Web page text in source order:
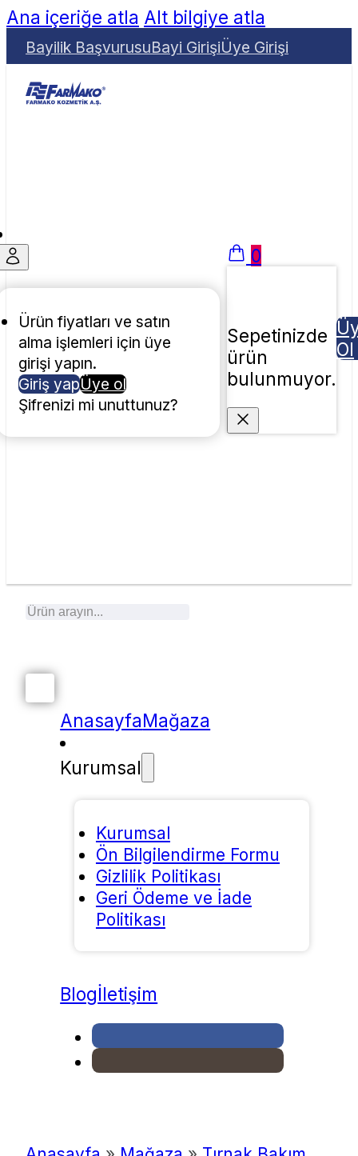
Ana içeriğe atla Alt bilgiye atla
Bayilik BaşvurusuBayi GirişiÜye Girişi
Ürün fiyatları ve satın
alma işlemleri için üye
girişi yapın.
Giriş yapÜye ol
Şifrenizi mi unuttunuz?
0
Sepetinizde
ürün
bulunmuyor.
Ol
AnasayfaMağaza
Kurumsal
Kurumsal
Ön Bilgilendirme Formu
Gizlilik Politikası
Geri Ödeme ve İade
Politikası
Blogİletişim